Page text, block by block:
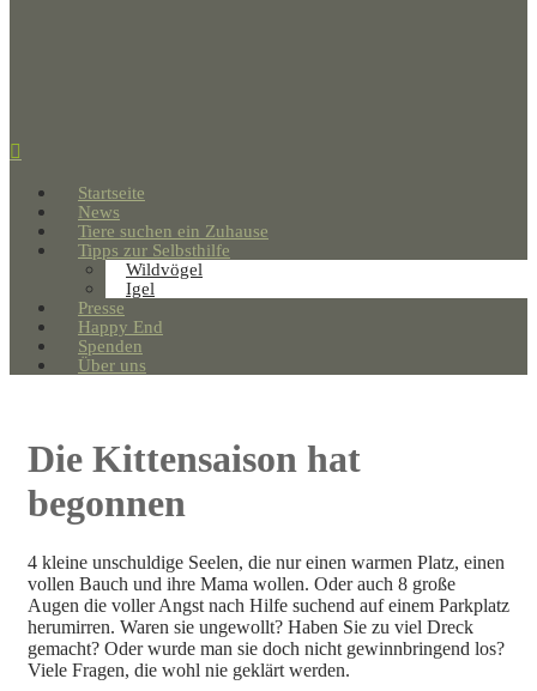
Startseite
News
Tiere suchen ein Zuhause
Tipps zur Selbsthilfe
Wildvögel
Igel
Presse
Happy End
Spenden
Über uns
Die Kittensaison hat
begonnen
4 kleine unschuldige Seelen, die nur einen warmen Platz, einen
vollen Bauch und ihre Mama wollen. Oder auch 8 große
Augen die voller Angst nach Hilfe suchend auf einem Parkplatz
herumirren. Waren sie ungewollt? Haben Sie zu viel Dreck
gemacht? Oder wurde man sie doch nicht gewinnbringend los?
Viele Fragen, die wohl nie geklärt werden.